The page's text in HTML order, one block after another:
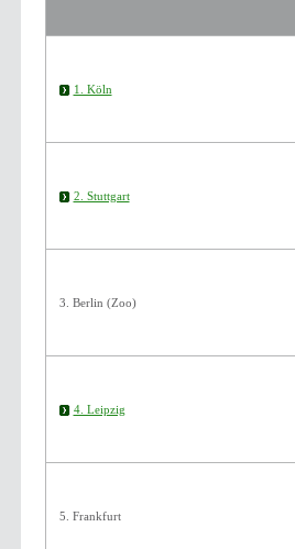
1. Köln
2. Stuttgart
3. Berlin (Zoo)
4. Leipzig
5. Frankfurt